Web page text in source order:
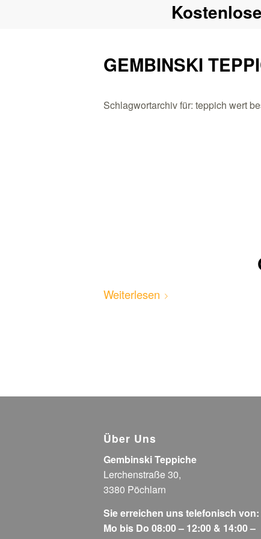
Kostenlose
GEMBINSKI
Schlagwortarchiv für: teppich wert
Weiterlesen
Über Uns
Gembinski Teppiche
Lerchenstraße 30,
3380 Pöchlarn
Sie erreichen uns telefonisch von:
Mo bis Do 08:00 – 12:00 & 14:00 –